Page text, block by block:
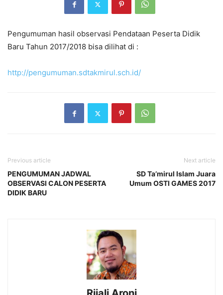
Pengumuman hasil observasi Pendataan Peserta Didik
Baru Tahun 2017/2018 bisa dilihat di :
http://pengumuman.sdtakmirul.sch.id/
Previous article
PENGUMUMAN JADWAL
OBSERVASI CALON PESERTA
DIDIK BARU
Next article
SD Ta’mirul Islam Juara
Umum OSTI GAMES 2017